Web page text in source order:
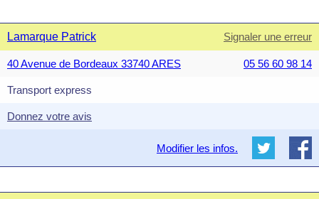
Lamarque Patrick Signaler une erreur
40 Avenue de Bordeaux 33740 ARES 05 56 60 98 14
Transport express
Donnez votre avis
Modifier les infos.